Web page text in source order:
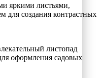
яркими листьями,
для создания контрастных
листопад
оформления садовых